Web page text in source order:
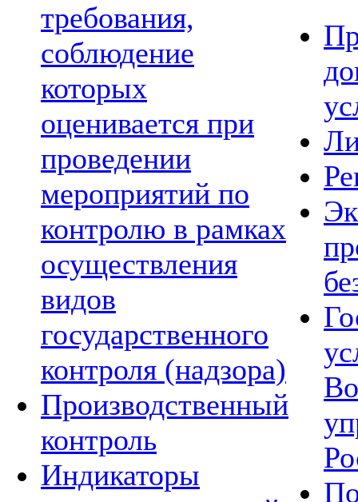
требования,
соблюдение
которых
оценивается при
проведении
мероприятий по
контролю в рамках
осуществления
видов
государственного
контроля (надзора)
Производственный
контроль
Индикаторы